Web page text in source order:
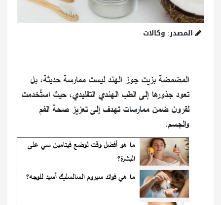
المصدر: وكالات
المضمضة بزيت جوز الهند ليست ممارسة حديثة، بل
تعود جذورها إلى الطب الهندي التقليدي، حيث استُخدمت
لقرون ضمن ممارسات تهدف إلى تعزيز صحة الفم
والجسم.
ما هو أفضل وقت لوضع فيتامين سي على
البشرة؟
ما هي فوائد سيروم السالسليك أسيد للوجه؟